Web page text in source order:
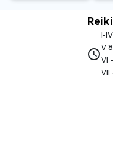
access_time
I-
V
VI
VII